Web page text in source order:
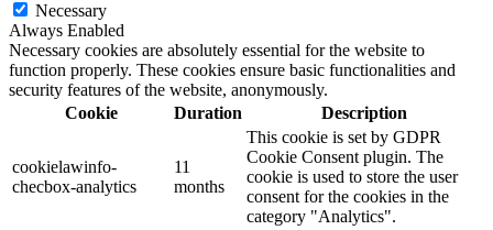
Necessary
Always Enabled
Necessary cookies are absolutely essential for the website to
function properly. These cookies ensure basic functionalities and
security features of the website, anonymously.
Cookie
Duration Description
cookielawinfo-
checbox-analytics
11
months
This cookie is set by GDPR
Cookie Consent plugin. The
cookie is used to store the user
consent for the cookies in the
category "Analytics".